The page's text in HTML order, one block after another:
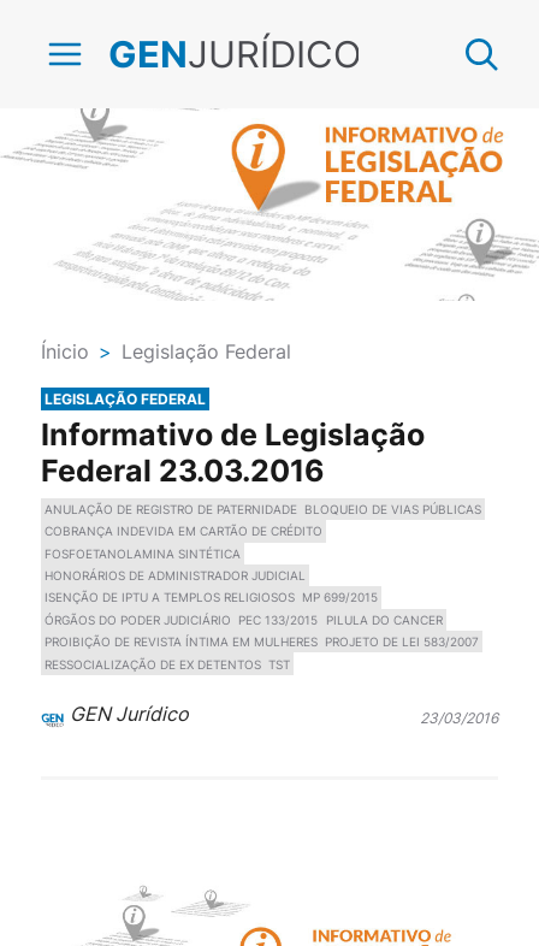
GENJURÍDICO
Ínicio > Legislação Federal
LEGISLAÇÃO FEDERAL
Informativo de Legislação
Federal 23.03.2016
ANULAÇÃO DE REGISTRO DE PATERNIDADE
BLOQUEIO DE VIAS PÚBLICAS
COBRANÇA INDEVIDA EM CARTÃO DE CRÉDITO
FOSFOETANOLAMINA SINTÉTICA
HONORÁRIOS DE ADMINISTRADOR JUDICIAL
ISENÇÃO DE IPTU A TEMPLOS RELIGIOSOS
MP 699/2015
ÓRGÃOS DO PODER JUDICIÁRIO
PEC 133/2015
PILULA DO CANCER
PROIBIÇÃO DE REVISTA ÍNTIMA EM MULHERES
PROJETO DE LEI 583/2007
RESSOCIALIZAÇÃO DE EX DETENTOS TST
GEN Jurídico 23/03/2016